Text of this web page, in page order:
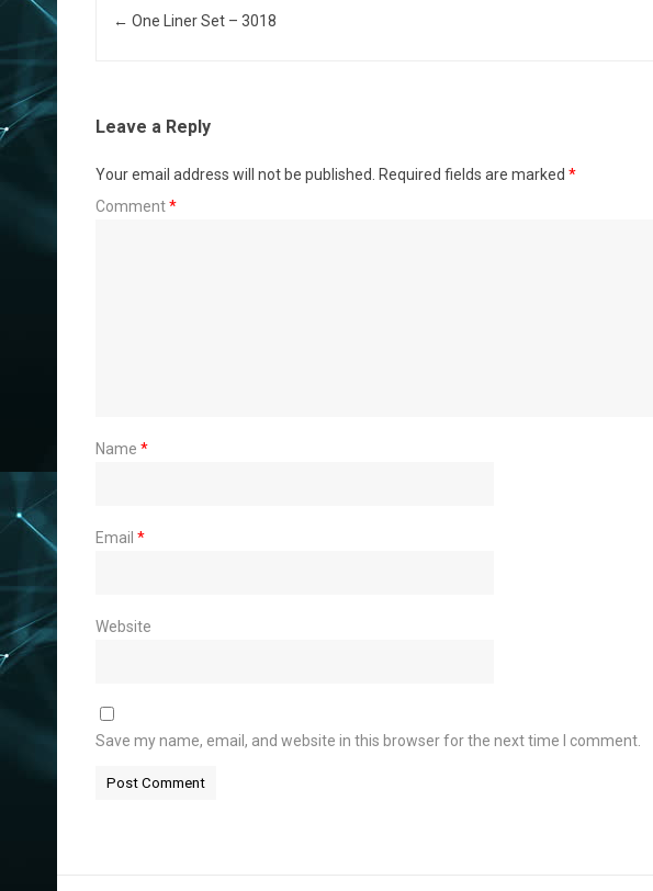
Post navigation
← One Liner Set – 3018
Leave a Reply
Your email address will not be published. Required fields are marked *
Comment*
Name *
Email *
Website
Save my name, email, and website in this browser for the next time I comment.